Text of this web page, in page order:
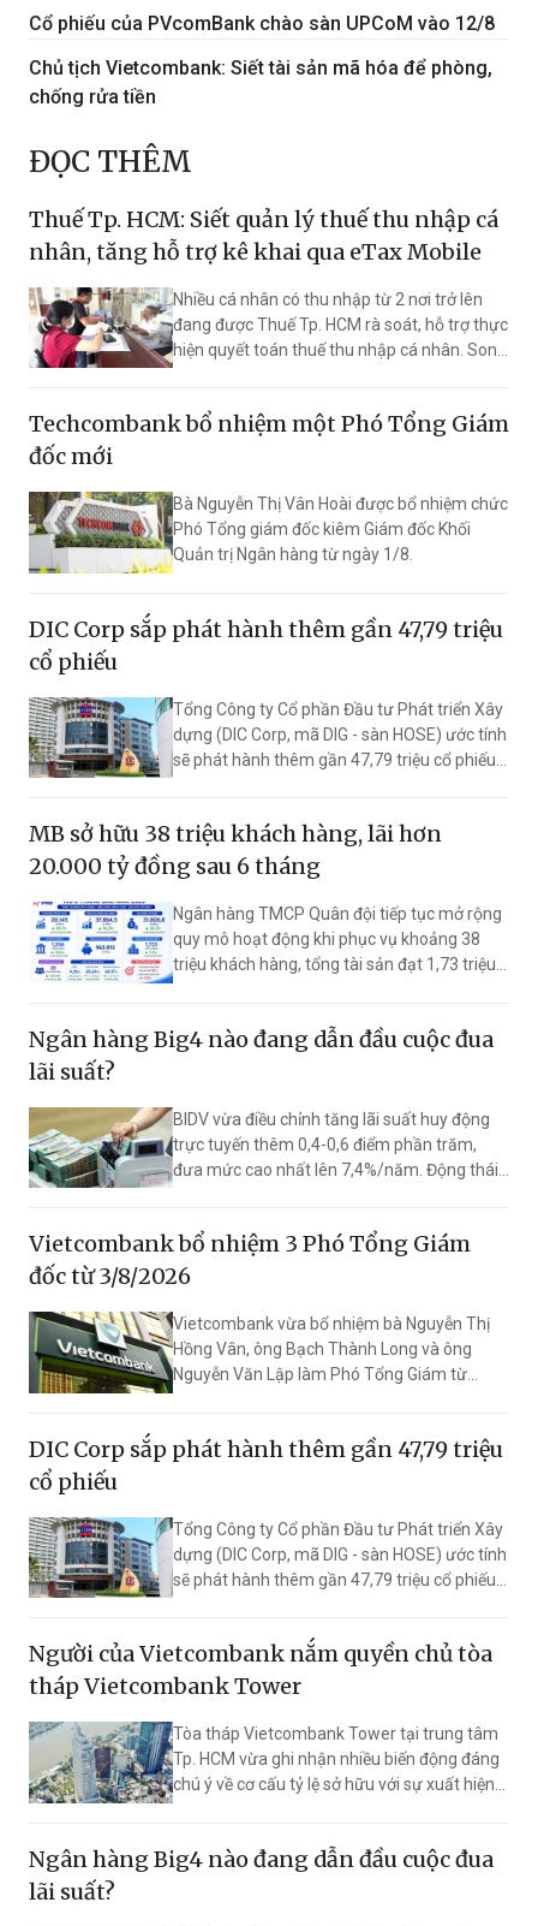
Cổ phiếu của PVcomBank chào sàn UPCoM vào 12/8
Chủ tịch Vietcombank: Siết tài sản mã hóa để phòng,
chống rửa tiền
ĐỌC THÊM
Thuế Tp. HCM: Siết quản lý thuế thu nhập cá
nhân, tăng hỗ trợ kê khai qua eTax Mobile
Nhiều cá nhân có thu nhập từ 2 nơi trở lên
đang được Thuế Tp. HCM rà soát, hỗ trợ thực
hiện quyết toán thuế thu nhập cá nhân. Song
nhập cao nhằm tăng cường chống thất thu
Techcombank bổ nhiệm một Phó Tổng Giám
đốc mới
Bà Nguyễn Thị Vân Hoài được bổ nhiệm chức
Phó Tổng giám đốc kiêm Giám đốc Khối
Quản trị Ngân hàng từ ngày 1/8.
DIC Corp sắp phát hành thêm gần 47,79 triệu
cổ phiếu
Tổng Công ty Cổ phần Đầu tư Phát triển Xây
dựng (DIC Corp, mã DIG - sàn HOSE) ước tính
sẽ phát hành thêm gần 47,79 triệu cổ phiếu
MB sở hữu 38 triệu khách hàng, lãi hơn
20.000 tỷ đồng sau 6 tháng
Ngân hàng TMCP Quân đội tiếp tục mở rộng
quy mô hoạt động khi phục vụ khoảng 38
triệu khách hàng, tổng tài sản đạt 1,73 triệu
với cùng kỳ.
Ngân hàng Big4 nào đang dẫn đầu cuộc đua
lãi suất?
BIDV vừa điều chỉnh tăng lãi suất huy động
trực tuyến thêm 0,4-0,6 điểm phần trăm,
đưa mức cao nhất lên 7,4%/năm. Động thái
có lãi suất huy động cao nhất trong nhóm
Big4.
Vietcombank bổ nhiệm 3 Phó Tổng Giám
đốc từ 3/8/2026
Vietcombank vừa bổ nhiệm bà Nguyễn Thị
Hồng Vân, ông Bạch Thành Long và ông
Nguyễn Văn Lập làm Phó Tổng Giám từ
DIC Corp sắp phát hành thêm gần 47,79 triệu
cổ phiếu
Tổng Công ty Cổ phần Đầu tư Phát triển Xây
dựng (DIC Corp, mã DIG - sàn HOSE) ước tính
sẽ phát hành thêm gần 47,79 triệu cổ phiếu
Người của Vietcombank nắm quyền chủ tòa
tháp Vietcombank Tower
Tòa tháp Vietcombank Tower tại trung tâm
Tp. HCM vừa ghi nhận nhiều biến động đáng
chú ý về cơ cấu tỷ lệ sở hữu với sự xuất hiện
Ngân hàng Big4 nào đang dẫn đầu cuộc đua
lãi suất?